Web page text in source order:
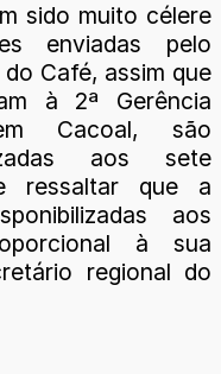
sido muito célere
enviadas pelo
Café, assim que
à 2ª Gerência
Cacoal, são
aos sete
ressaltar que a
aos
à sua
regional do